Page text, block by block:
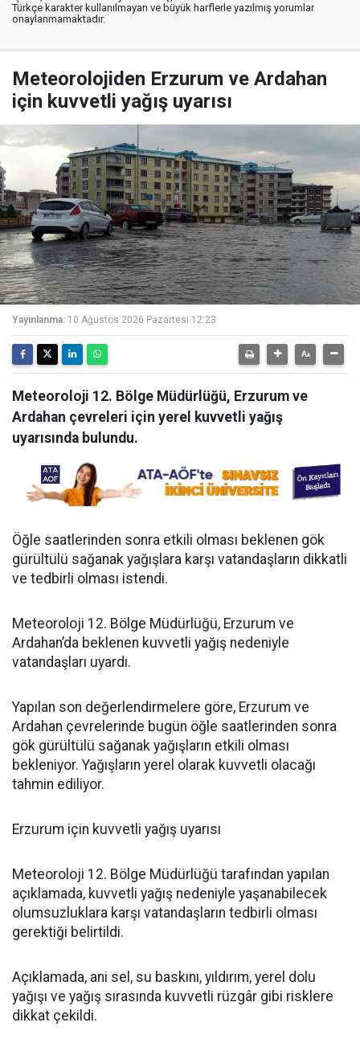
Türkçe karakter kullanılmayan ve büyük harflerle yazılmış yorumlar
onaylanmamaktadır.
Meteorolojiden Erzurum ve Ardahan
için kuvvetli yağış uyarısı
Yayınlanma: 10 Ağustos 2026 Pazartesi 12:23
Meteoroloji 12. Bölge Müdürlüğü, Erzurum ve
Ardahan çevreleri için yerel kuvvetli yağış
uyarısında bulundu.
Öğle saatlerinden sonra etkili olması beklenen gök
gürültülü sağanak yağışlara karşı vatandaşların dikkatli
ve tedbirli olması istendi.
Meteoroloji 12. Bölge Müdürlüğü, Erzurum ve
Ardahan’da beklenen kuvvetli yağış nedeniyle
vatandaşları uyardı.
Yapılan son değerlendirmelere göre, Erzurum ve
Ardahan çevrelerinde bugün öğle saatlerinden sonra
gök gürültülü sağanak yağışların etkili olması
bekleniyor. Yağışların yerel olarak kuvvetli olacağı
tahmin ediliyor.
Erzurum için kuvvetli yağış uyarısı
Meteoroloji 12. Bölge Müdürlüğü tarafından yapılan
açıklamada, kuvvetli yağış nedeniyle yaşanabilecek
olumsuzluklara karşı vatandaşların tedbirli olması
gerektiği belirtildi.
Açıklamada, ani sel, su baskını, yıldırım, yerel dolu
yağışı ve yağış sırasında kuvvetli rüzgâr gibi risklere
dikkat çekildi.